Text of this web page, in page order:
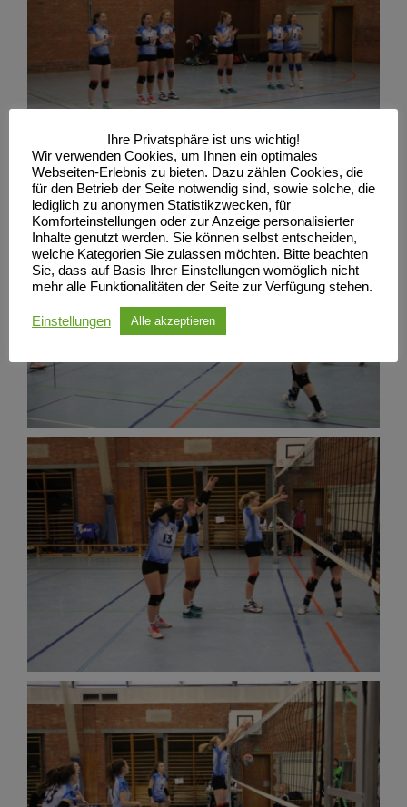
Ihre Privatsphäre ist uns wichtig!
Wir verwenden Cookies, um Ihnen ein optimales
Webseiten-Erlebnis zu bieten. Dazu zählen Cookies, die
für den Betrieb der Seite notwendig sind, sowie solche, die
lediglich zu anonymen Statistikzwecken, für
Komforteinstellungen oder zur Anzeige personalisierter
Inhalte genutzt werden. Sie können selbst entscheiden,
welche Kategorien Sie zulassen möchten. Bitte beachten
Sie, dass auf Basis Ihrer Einstellungen womöglich nicht
mehr alle Funktionalitäten der Seite zur Verfügung stehen.
Einstellungen Alle akzeptieren